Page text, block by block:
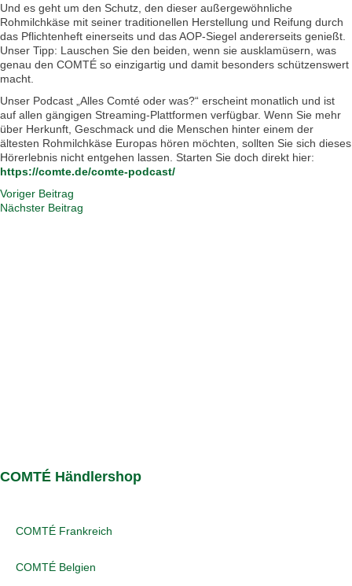
Und es geht um den Schutz, den dieser außergewöhnliche
Rohmilchkäse mit seiner traditionellen Herstellung und Reifung durch
das Pflichtenheft einerseits und das AOP-Siegel andererseits genießt.
Unser Tipp: Lauschen Sie den beiden, wenn sie ausklamüsern, was
genau den COMTÉ so einzigartig und damit besonders schützenswert
macht.
Unser Podcast „Alles Comté oder was?“ erscheint monatlich und ist
auf allen gängigen Streaming-Plattformen verfügbar. Wenn Sie mehr
über Herkunft, Geschmack und die Menschen hinter einem der
ältesten Rohmilchkäse Europas hören möchten, sollten Sie sich dieses
Hörerlebnis nicht entgehen lassen. Starten Sie doch direkt hier:
https://comte.de/comte-podcast/
Voriger Beitrag
Nächster Beitrag
COMTÉ Händlershop
COMTÉ Frankreich
COMTÉ Belgien